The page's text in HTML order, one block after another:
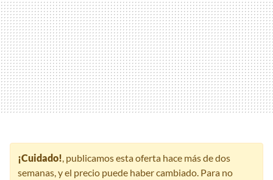
¡Cuidado!, publicamos esta oferta hace más de dos
semanas, y el precio puede haber cambiado. Para no